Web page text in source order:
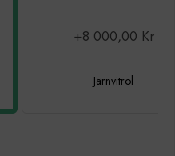
Järnvitrol
+8 000,00 Kr